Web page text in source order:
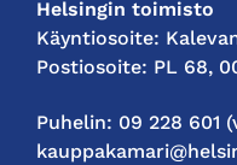
Helsingin toimisto
Käyntiosoite:
Postiosoite: PL 68,
Puhelin: 09 228 601